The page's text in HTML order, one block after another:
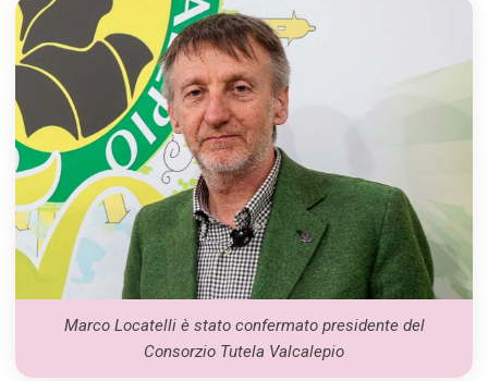
Marco Locatelli è stato confermato presidente del
Consorzio Tutela Valcalepio